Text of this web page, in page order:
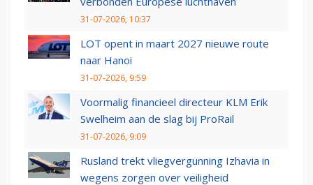
31-07-2026, 10:37
LOT opent in maart 2027 nieuwe route
naar Hanoi
31-07-2026, 9:59
Voormalig financieel directeur KLM Erik
Swelheim aan de slag bij ProRail
31-07-2026, 9:09
Rusland trekt vliegvergunning Izhavia in
wegens zorgen over veiligheid